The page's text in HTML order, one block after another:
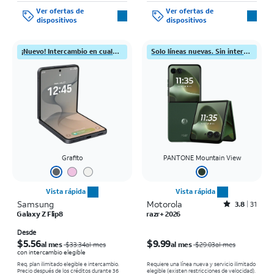
Ver ofertas de
dispositivos
Ver ofertas de
dispositivos
¡Nuevo! Intercambio en cualquier condición
Grafito
Vista rápida
Samsung
Galaxy Z Flip8
Desde
$5.56al mes$33.34al mes
con intercambio elegible
Req. plan ilimitado elegible e intercambio.
Precio después de los créditos durante 36
Solo líneas nuevas. Sin intercambio
PANTONE Mountain View
Vista rápida
Motorola Rated3.8out of 5 stars with31reviews
3.8 31
razr+ 2026
$9.99al mes$29.03al mes
Requiere una línea nueva y servicio ilimitado
elegible (existen restricciones de velocidad).